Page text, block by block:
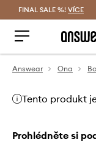
FINAL SALE %! VÍCE
Answear Ona
Tento produkt
Prohlédněte si